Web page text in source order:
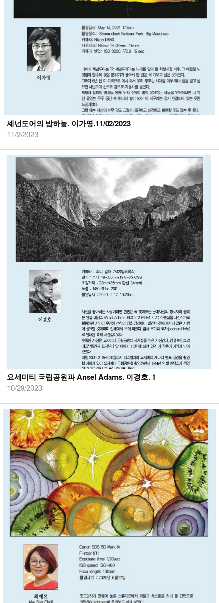
셰넌도어의 밤하늘. 이가영.11/02/2023
11/2/2023
요세미티 국립공원과 Ansel Adams. 이경호. 1
10/29/2023